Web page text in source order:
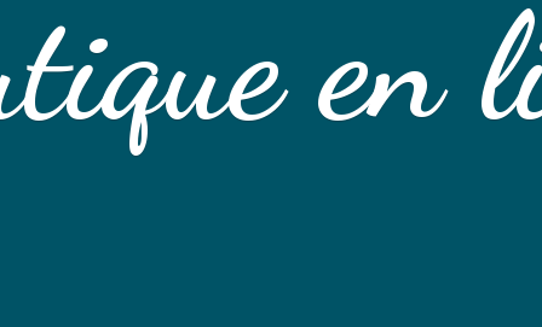
en